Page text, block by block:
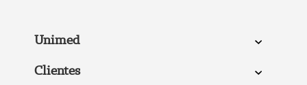
Unimed
Clientes